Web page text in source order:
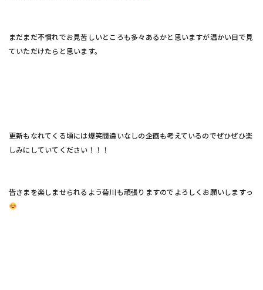
まだまだ不慣れでお見苦しいところも多々あるかと思いますが温かい目で見
ていただけたらと思います。
更新もなれてくる頃には爆笑間違いなしの企画も考えているのでぜひぜひ楽
しみにしていてください！！！
皆さまを楽しませられるよう菊川も頑張りますのでよろしくお願いしますっ